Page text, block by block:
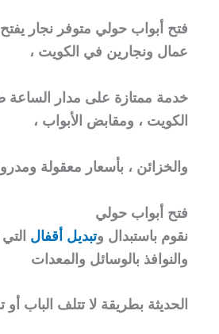
فتح أبواب حولي متوفر نجار
عمال ونجارين في الكويت ،
خدمة ممتازة على مدار الساعة
الكويت ، ومقابض الأبواب ،
والخزائن ، بأسعار معقولة
فتح أبواب حولي
نقوم باستبدال وتبديل أقفال
والنوافذ بالوسائل والمعدات
الحديثة بطريقة لا تتلف